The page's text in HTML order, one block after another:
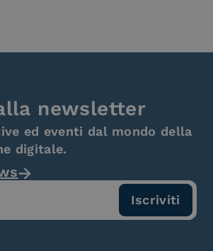
newsletter
ed eventi dal mondo della
digitale.